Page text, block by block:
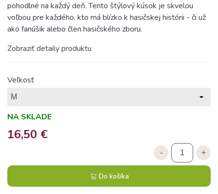
pohodlné na každý deň. Tento štýlový kúsok je skvelou
voľbou pre každého, kto má blízko k hasičskej histórii - či už
ako fanúšik alebo člen hasičského zboru.
Zobraziť detaily produktu
Veľkosť
NA SKLADE
16,50 €
- +
Do košíka